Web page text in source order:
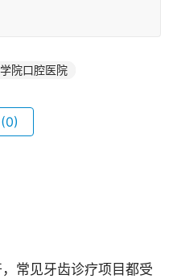
院口腔医院
(0)
常见牙齿诊疗项目都受